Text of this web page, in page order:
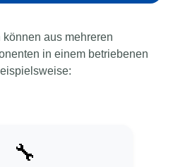
aus mehreren
in einem betriebenen
🔧